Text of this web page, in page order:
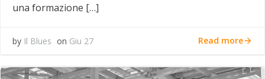
una formazione […]
by Il Blues on Giu 27 Read more